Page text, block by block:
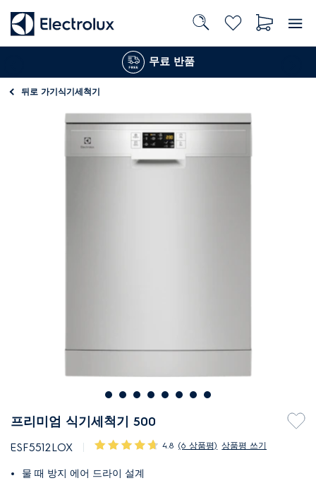
무료 반품
뒤로 가기식기세척기
프리미엄 식기세척기 500
ESF5512LOX 4.8 (6 상품평) 상품평 쓰기
물 때 방지 에어 드라이 설계